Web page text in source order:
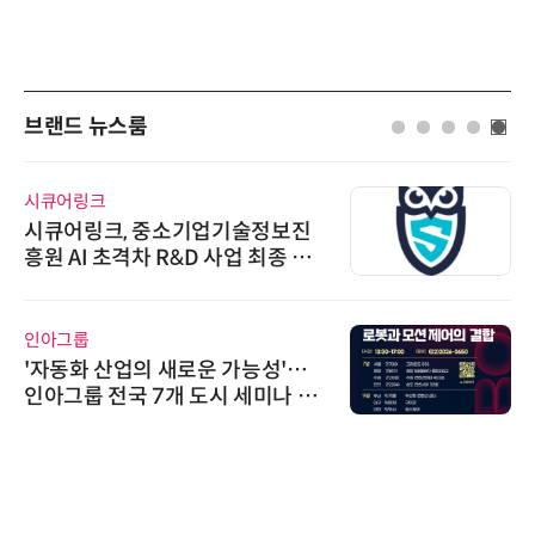
브랜드 뉴스룸
시큐어링크
시큐어링크, 중소기업기술정보진
흥원 AI 초격차 R&D 사업 최종 선
인아그룹
'자동화 산업의 새로운 가능성'…
인아그룹 전국 7개 도시 세미나 페